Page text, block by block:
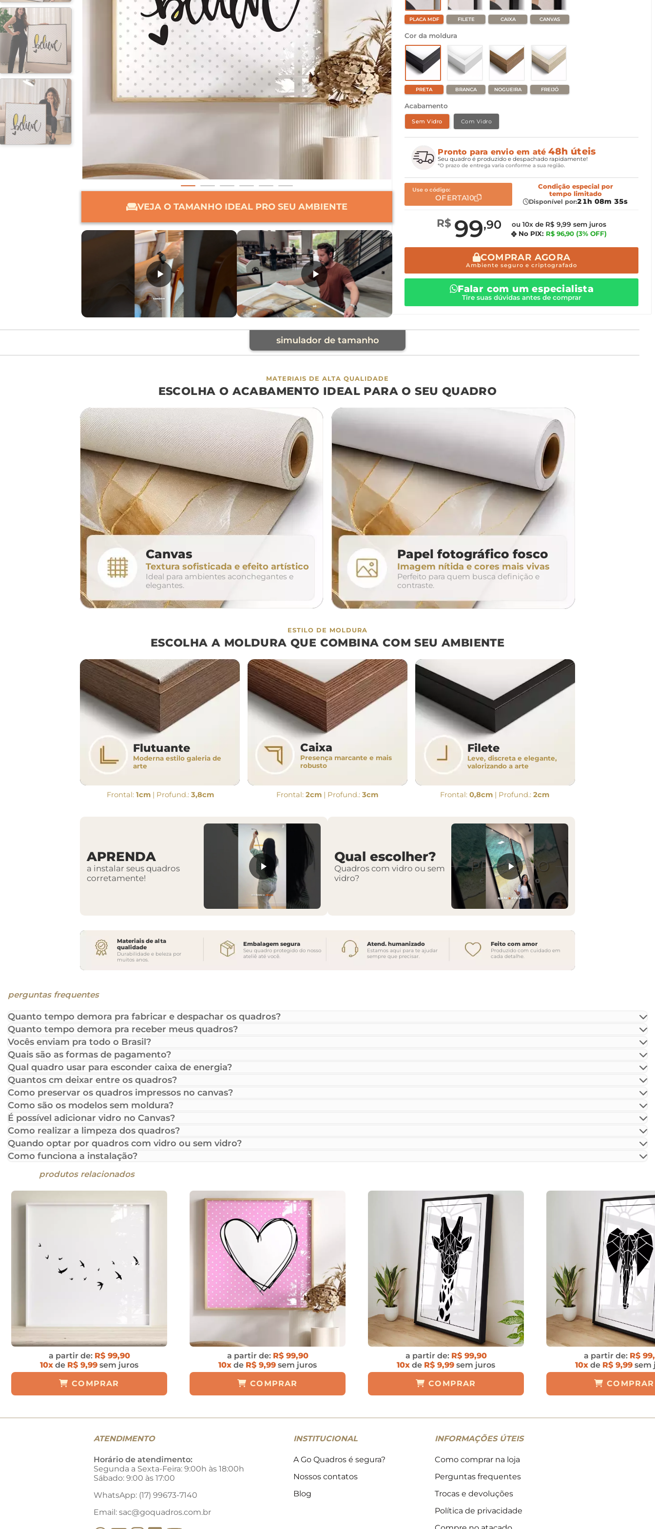
VEJA O TAMANHO IDEAL PRO SEU AMBIENTE
PLACA MDF FILETE CAIXA CANVAS
Cor da moldura
PRETA BRANCA NOGUEIRA FREIJÓ
Acabamento
Sem Vidro Com Vidro
Pronto para envio em até48h úteis
Seu quadro é produzido e despachado rapidamente!
*O prazo de entrega varia conforme a sua região.
Use o código:
OFERTA10
Condição especialpor
tempo limitado
Disponível por:21h 08m 34s
R$ 99,90
ou 10x de R$ 9,99 sem juros
No PIX: R$ 96,90 (3% OFF)
COMPRAR AGORA
Ambiente seguro e criptografado
Falar com um especialista
Tire suas dúvidas antes de comprar
simulador de tamanho
largura aproximada
160cm 200cm 240cm
280cm 320cm
conjunto
avulso duo trio
o tamanho ideal para o seu ambiente é
dúvidas? Fale com nossa
equipe de atendimento!
MATERIAIS DE ALTA QUALIDADE
ESCOLHA O ACABAMENTO IDEAL PARA O SEU QUADRO
Canvas
Textura sofisticada e efeito artístico
Ideal para ambientes aconchegantes e
elegantes.
Papel fotográfico fosco
Imagem nítida e cores mais vivas
Perfeito para quem busca definição e
contraste.
ESTILO DE MOLDURA
ESCOLHA A MOLDURA QUE COMBINA COM SEU AMBIENTE
Flutuante
Moderna estilo galeria de
arte
Frontal: 1cm| Profund.: 3,8cm
Caixa
Presença marcante e mais
robusto
Frontal:2cm | Profund.:3cm
Filete
Leve, discreta e elegante,
valorizando a arte
Frontal:0,8cm | Profund.:2cm
APRENDA
a instalar seus quadros
corretamente!
Qual escolher?
Quadros com vidro ou sem
vidro?
Materiais de alta
qualidade
Durabilidade e beleza por
muitos anos.
Embalagem segura
Seu quadro protegido do nosso
ateliê até você.
Atend. humanizado
Estamos aqui para te ajudar
sempre que precisar.
Feito com amor
Produzido com cuidado em
cada detalhe.
perguntas frequentes
Quanto tempo demora pra fabricar e despachar os quadros?
Quanto tempo demora pra receber meus quadros?
Vocês enviam pra todo o Brasil?
Quais são as formas de pagamento?
Qual quadro usar para esconder caixa de energia?
Quantos cm deixar entre os quadros?
Como preservar os quadros impressos no canvas?
Como são os modelos sem moldura?
É possível adicionar vidro no Canvas?
Como realizar a limpeza dos quadros?
Quando optar por quadros com vidro ou sem vidro?
Como funciona a instalação?
produtos relacionados
a partir de: R$ 99,90
10x de R$ 9,99 sem juros
COMPRAR
a partir de: R$ 99,90
10x de R$ 9,99 sem juros
COMPRAR
a partir de: R$ 99,90
10x de R$ 9,99 sem juros
COMPRAR
a partir de: R$
10x de R$ 9,99 sem
COMPRAR
ATENDIMENTO
Horário de atendimento:
Segunda a Sexta-Feira: 9:00h às 18:00h
Sábado: 9:00 às 17:00
WhatsApp: (17) 99673-7140
Email: sac@goquadros.com.br
INSTITUCIONAL
A Go Quadros é segura?
Nossos contatos
Blog
INFORMAÇÕES ÚTEIS
Como comprar na loja
Perguntas frequentes
Trocas e devoluções
Política de privacidade